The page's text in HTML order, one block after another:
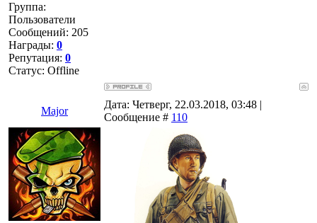
Группа:
Пользователи
Сообщений: 205
Награды: 0
Репутация: 0
Статус: Offline
Major
Дата: Четверг, 22.03.2018, 03:48 |
Сообщение # 110